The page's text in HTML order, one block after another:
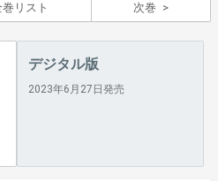
巻リスト 次巻
デジタル版
2023年6月27日発売